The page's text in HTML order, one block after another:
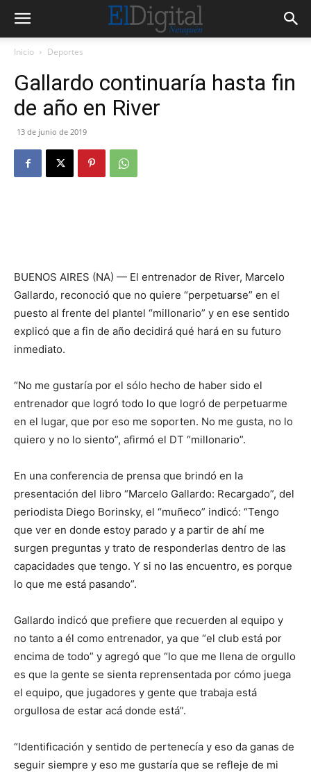
Inicio Deportes
Gallardo continuaría hasta fin
de año en River
13 de junio de 2019
BUENOS AIRES (NA) — El entrenador de River, Marcelo
Gallardo, reconoció que no quiere “perpetuarse” en el
puesto al frente del plantel “millonario” y en ese sentido
explicó que a fin de año decidirá qué hará en su futuro
inmediato.
“No me gustaría por el sólo hecho de haber sido el
entrenador que logró todo lo que logró de perpetuarme
en el lugar, que por eso me soporten. No me gusta, no lo
quiero y no lo siento”, afirmó el DT “millonario”.
En una conferencia de prensa que brindó en la
presentación del libro “Marcelo Gallardo: Recargado”, del
periodista Diego Borinsky, el “muñeco” indicó: “Tengo
que ver en donde estoy parado y a partir de ahí me
surgen preguntas y trato de responderlas dentro de las
capacidades que tengo. Y si no las encuentro, es porque
lo que me está pasando”.
Gallardo indicó que prefiere que recuerden al equipo y
no tanto a él como entrenador, ya que “el club está por
encima de todo” y agregó que “lo que me llena de orgullo
es que la gente se sienta reprensentada por cómo juega
el equipo, que jugadores y gente que trabaja está
orgullosa de estar acá donde está”.
“Identificación y sentido de pertenecía y eso da ganas de
seguir siempre y eso me gustaría que se refleje de mi